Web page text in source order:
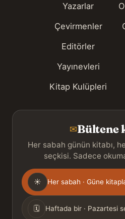
Yazarlar
Çevirmenler
Editörler
Yayınevleri
Kitap Kulüpleri
✉Bültene
Her sabah günün kitabı,
seçkisi. Sadece
Gönderim
sıklığı
☀ Her sabah · Güne
🗓 Haftada bir · Pazartesi